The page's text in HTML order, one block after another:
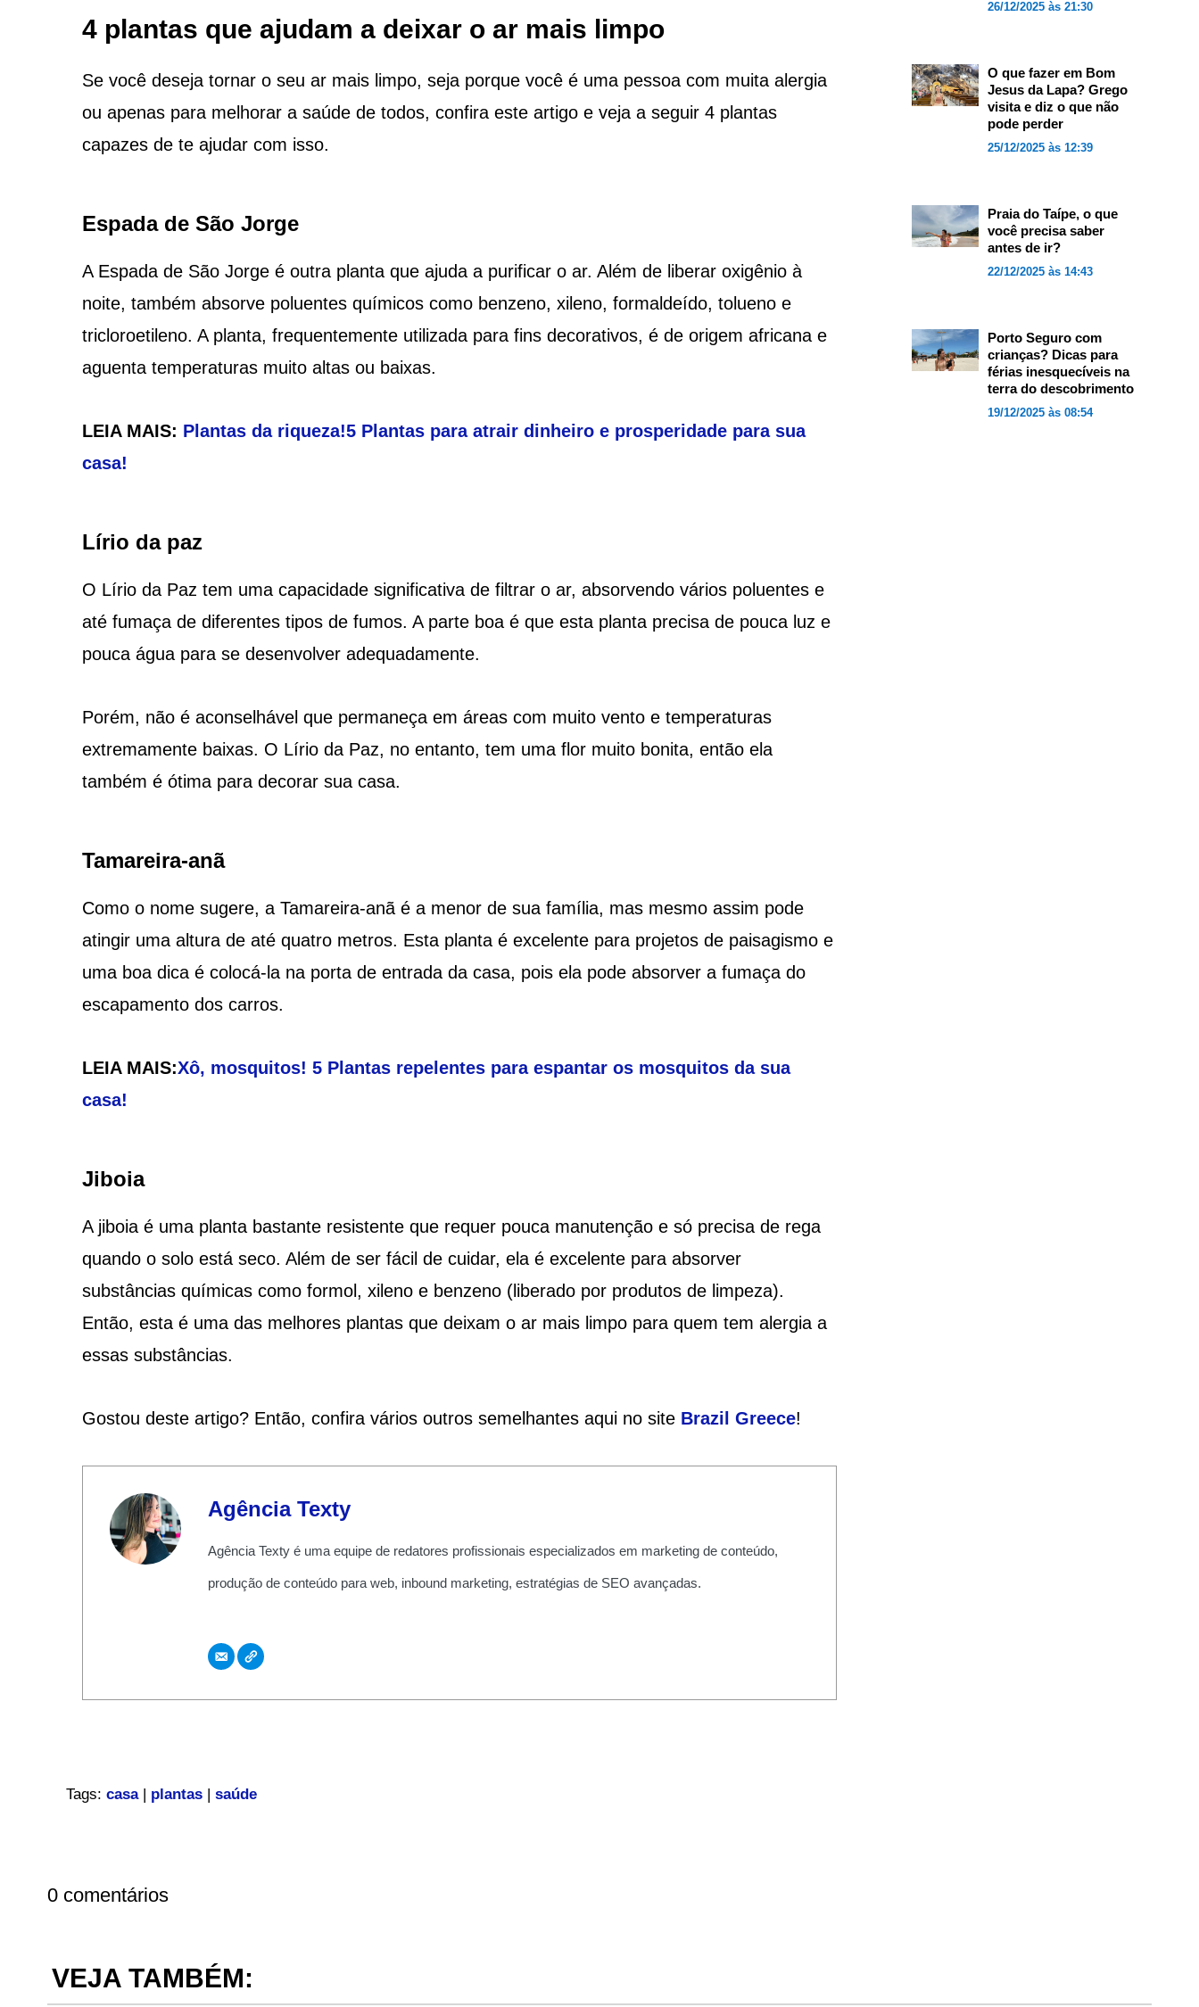
4 plantas que ajudam a deixar o ar mais limpo
Se você deseja tornar o seu ar mais limpo, seja porque você é uma pessoa com muita alergia
ou apenas para melhorar a saúde de todos, confira este artigo e veja a seguir 4 plantas
capazes de te ajudar com isso.
Espada de São Jorge
A Espada de São Jorge é outra planta que ajuda a purificar o ar. Além de liberar oxigênio à
noite, também absorve poluentes químicos como benzeno, xileno, formaldeído, tolueno e
tricloroetileno. A planta, frequentemente utilizada para fins decorativos, é de origem africana e
aguenta temperaturas muito altas ou baixas.
LEIA MAIS: Plantas da riqueza!5 Plantas para atrair dinheiro e prosperidade para sua
casa!
Lírio da paz
O Lírio da Paz tem uma capacidade significativa de filtrar o ar, absorvendo vários poluentes e
até fumaça de diferentes tipos de fumos. A parte boa é que esta planta precisa de pouca luz e
pouca água para se desenvolver adequadamente.
Porém, não é aconselhável que permaneça em áreas com muito vento e temperaturas
extremamente baixas. O Lírio da Paz, no entanto, tem uma flor muito bonita, então ela
também é ótima para decorar sua casa.
Tamareira-anã
Como o nome sugere, a Tamareira-anã é a menor de sua família, mas mesmo assim pode
atingir uma altura de até quatro metros. Esta planta é excelente para projetos de paisagismo e
uma boa dica é colocá-la na porta de entrada da casa, pois ela pode absorver a fumaça do
escapamento dos carros.
LEIA MAIS:Xô, mosquitos! 5 Plantas repelentes para espantar os mosquitos da sua
casa!
Jiboia
A jiboia é uma planta bastante resistente que requer pouca manutenção e só precisa de rega
quando o solo está seco. Além de ser fácil de cuidar, ela é excelente para absorver
substâncias químicas como formol, xileno e benzeno (liberado por produtos de limpeza).
Então, esta é uma das melhores plantas que deixam o ar mais limpo para quem tem alergia a
essas substâncias.
Gostou deste artigo? Então, confira vários outros semelhantes aqui no site Brazil Greece!
Agência Texty
Agência Texty é uma equipe de redatores profissionais especializados em marketing de conteúdo,
produção de conteúdo para web, inbound marketing, estratégias de SEO avançadas.
Tags: casa| plantas| saúde
26/12/2025 às 21:30
O que fazer em Bom
Jesus da Lapa? Grego
visita e diz o que não
pode perder
25/12/2025 às 12:39
Praia do Taípe, o que
você precisa saber
antes de ir?
22/12/2025 às 14:43
Porto Seguro com
crianças? Dicas para
férias inesquecíveis na
terra do descobrimento
19/12/2025 às 08:54
0 comentários
VEJA TAMBÉM: